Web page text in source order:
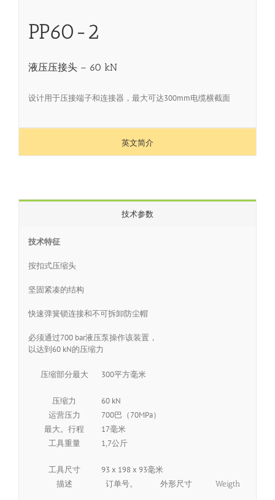
PP60-2
液压压接头 – 60 kN
设计用于压接端子和连接器，最大可达300mm电缆横截面
英文简介
技术参数
技术特征
按扣式压缩头
坚固紧凑的结构
快速弹簧锁连接和不可拆卸防尘帽
必须通过700 bar液压泵操作该装置，
以达到60 kN的压缩力
压缩部分最大 300平方毫米
压缩力 60 kN
运营压力 700巴（70MPa）
最大。行程 17毫米
工具重量 1,7公斤
工具尺寸 93 x 198 x 93毫米
描述 订单号。 外形尺寸 Weigth